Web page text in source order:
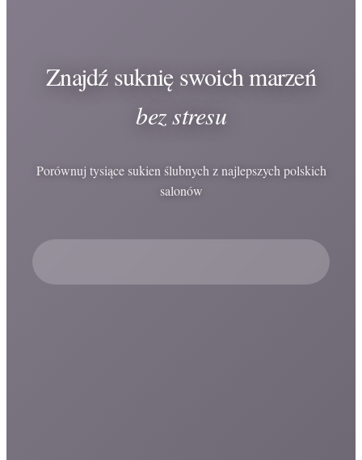
Znajdź suknię swoich marzeń
bez stresu
Porównuj tysiące sukien ślubnych z najlepszych polskich
salonów